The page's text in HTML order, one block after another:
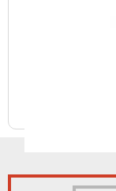
Знак